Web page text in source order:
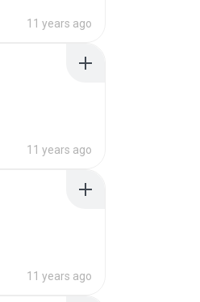
11 years ago
11 years ago
11 years ago